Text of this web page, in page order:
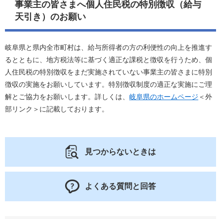
事業主の皆さまへ個人住民税の特別徴収（給与
天引き）のお願い
岐阜県と県内全市町村は、給与所得者の方の利便性の向上を推進す
るとともに、地方税法等に基づく適正な課税と徴収を行うため、個
人住民税の特別徴収をまだ実施されていない事業主の皆さまに特別
徴収の実施をお願いしています。特別徴収制度の適正な実施にご理
解とご協力をお願いします。詳しくは、 岐阜県のホームページ ＜外
部リンク＞ に記載しております。
見つからないときは
よくある質問と回答